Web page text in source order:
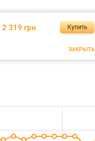
2 319 грн. Купить
ЗАКРЫТЬ